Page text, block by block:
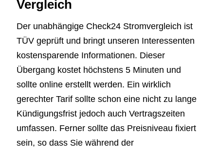
Vergleich
Der unabhängige Check24 Stromvergleich ist
TÜV geprüft und bringt unseren Interessenten
kostensparende Informationen. Dieser
Übergang kostet höchstens 5 Minuten und
sollte online erstellt werden. Ein wirklich
gerechter Tarif sollte schon eine nicht zu lange
Kündigungsfrist jedoch auch Vertragszeiten
umfassen. Ferner sollte das Preisniveau fixiert
sein, so dass Sie während der